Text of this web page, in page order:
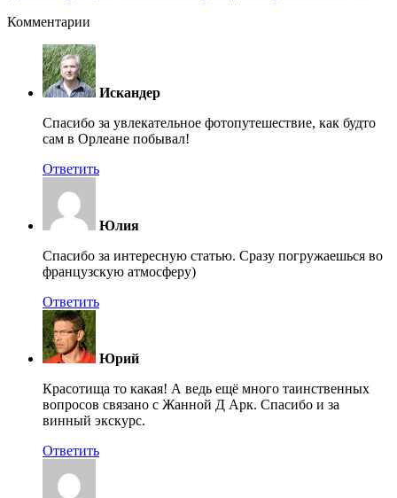
Комментарии
Искандер
Спасибо за увлекательное фотопутешествие, как будто
сам в Орлеане побывал!
Ответить
Юлия
Спасибо за интересную статью. Сразу погружаешься во
французскую атмосферу)
Ответить
Юрий
Красотища то какая! А ведь ещё много таинственных
вопросов связано с Жанной Д Арк. Спасибо и за
винный экскурс.
Ответить